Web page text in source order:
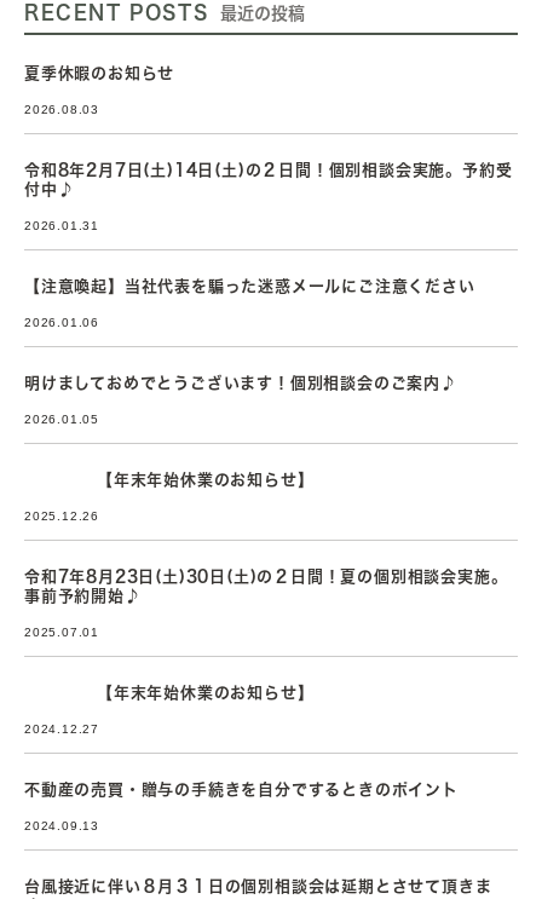
RECENT POSTS 最近の投稿
夏季休暇のお知らせ
2026.08.03
令和8年2月7日(土)14日(土)の２日間！個別相談会実施。予約受
付中♪
2026.01.31
【注意喚起】当社代表を騙った迷惑メールにご注意ください
2026.01.06
明けましておめでとうございます！個別相談会のご案内♪
2026.01.05
【年末年始休業のお知らせ】
2025.12.26
令和7年8月23日(土)30日(土)の２日間！夏の個別相談会実施。
事前予約開始♪
2025.07.01
【年末年始休業のお知らせ】
2024.12.27
不動産の売買・贈与の手続きを自分でするときのポイント
2024.09.13
台風接近に伴い８月３１日の個別相談会は延期とさせて頂きま